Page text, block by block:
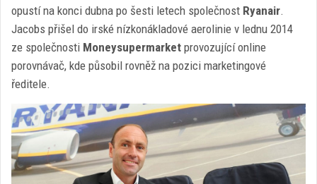
opustí na konci dubna po šesti letech společnost Ryanair.
Jacobs přišel do irské nízkonákladové aerolinie v lednu 2014
ze společnosti Moneysupermarket provozující online
porovnávač, kde působil rovněž na pozici marketingové
ředitele.